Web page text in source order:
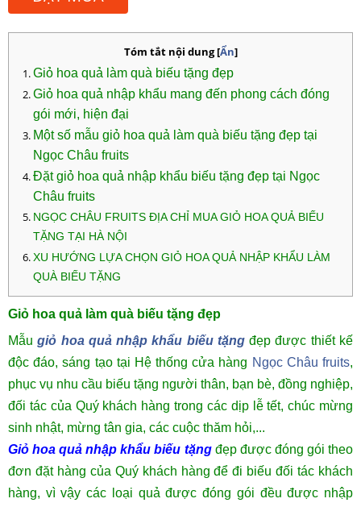
Tóm tắt nội dung[Ẩn]
Giỏ hoa quả làm quà biếu tặng đẹp
Giỏ hoa quả nhập khẩu mang đến phong cách đóng
gói mới, hiện đại
Một số mẫu giỏ hoa quả làm quà biếu tặng đẹp tại
Ngọc Châu fruits
Đặt giỏ hoa quả nhập khẩu biếu tặng đẹp tại Ngọc
Châu fruits
NGỌC CHÂU FRUITS ĐỊA CHỈ MUA GIỎ HOA QUẢ BIẾU
TẶNG TẠI HÀ NỘI
XU HƯỚNG LỰA CHỌN GIỎ HOA QUẢ NHẬP KHẨU LÀM
QUÀ BIẾU TẶNG
Giỏ hoa quả làm quà biếu tặng đẹp
Mẫugiỏ hoa quả nhập khẩu biếu tặng đẹp được thiết kế
độc đáo, sáng tạo tại Hệ thống cửa hàng Ngọc Châu fruits,
phục vụ nhu cầu biếu tặng người thân, bạn bè, đồng nghiệp,
đối tác của Quý khách hàng trong các dịp lễ tết, chúc mừng
sinh nhật, mừng tân gia, các cuộc thăm hỏi,...
Giỏ hoa quả nhập khẩu biếu tặngđẹp được đóng gói theo
đơn đặt hàng của Quý khách hàng để đi biếu đối tác khách
hàng, vì vậy các loại quả được đóng gói đều được nhập